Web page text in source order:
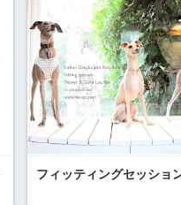
フィッティングセッショ